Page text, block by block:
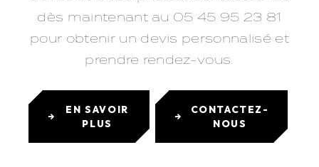
dès maintenant au 05 45 95 23 81
pour obtenir un devis personnalisé et
prendre rendez-vous.
EN SAVOIR
PLUS
CONTACTEZ-
NOUS